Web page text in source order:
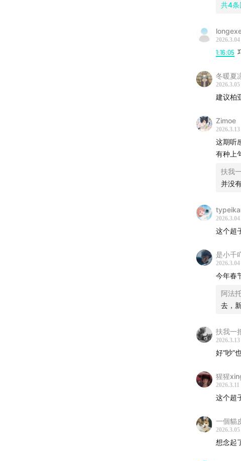
本期节目在
共4条
2026.3.04
1:16:05
冬暖夏
2026.3.05
建议柏
Zimoe
2026.3.13
这期听
有种上
扶我
并没
2026.3.04
这个超
是小千
2026.3.04
今年春
阿法
去，
扶我一
2026.3.13
好“吵”
猩猩
2026.3.11
这个超
一個貓
2026.3.05
想念起